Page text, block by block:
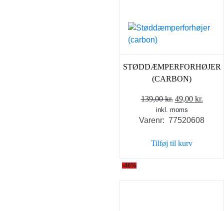
STØDDÆMPERFORHØJER
(CARBON)
139,00kr. Den
oprindelige
pris
139,00 kr..
49,00 kr.
pris
inkl. moms
Varenr: 77520608
Tilføj til kurv
-46%